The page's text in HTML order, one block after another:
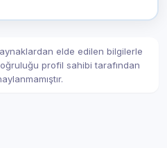
elde edilen bilgilerle
profil sahibi tarafından